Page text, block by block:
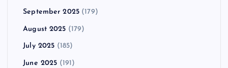
September 2025 (179)
August 2025 (179)
July 2025 (185)
June 2025 (191)